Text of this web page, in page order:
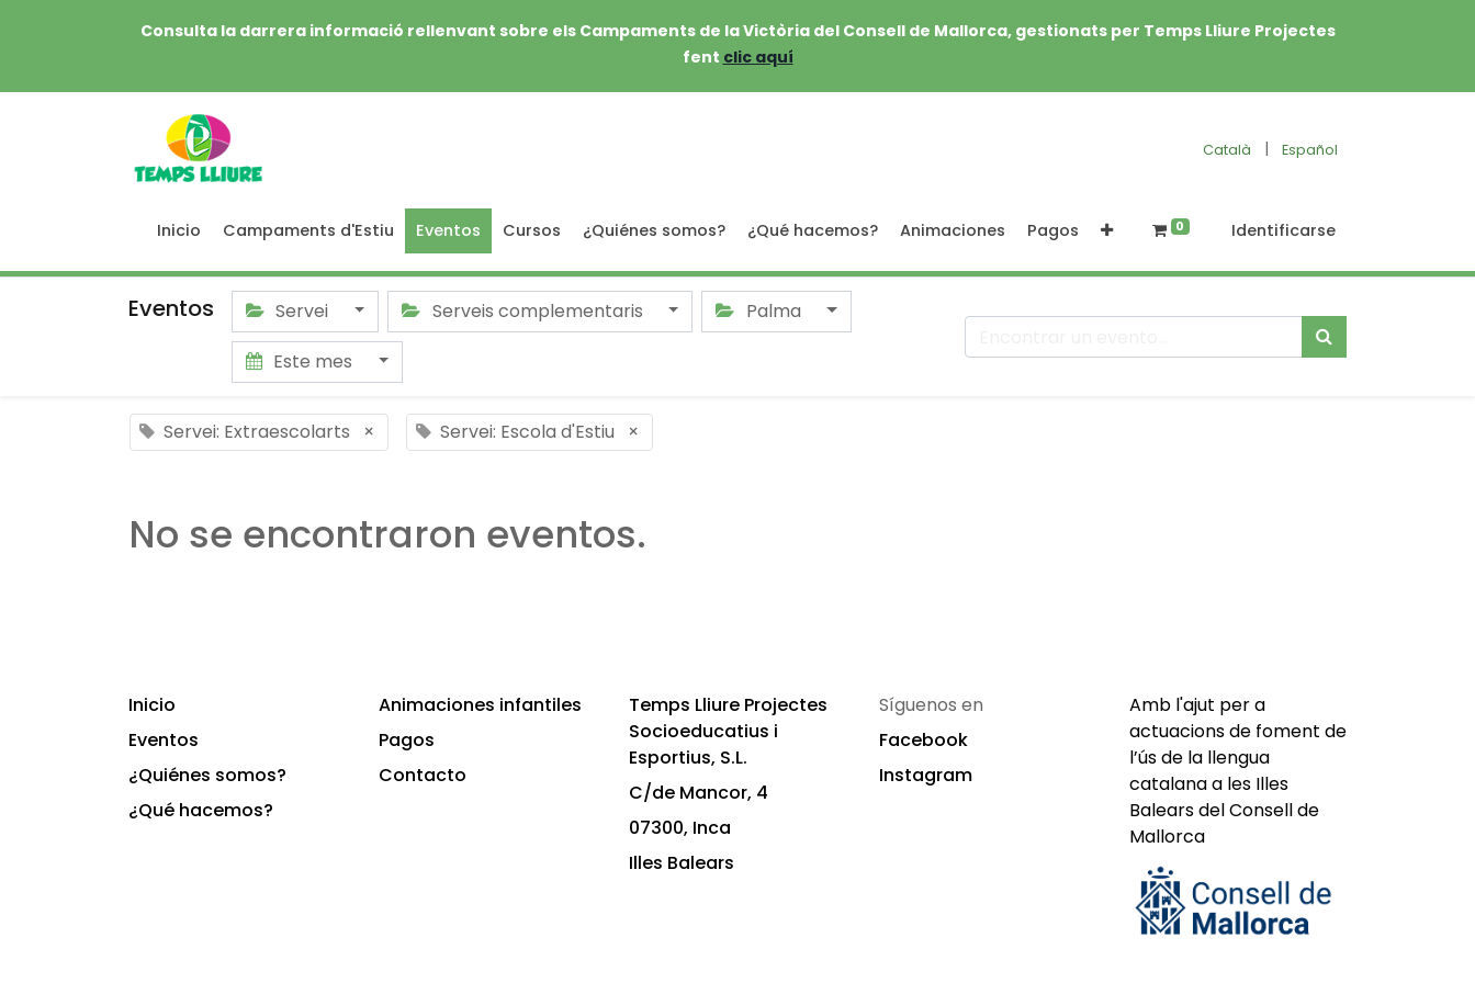
Consulta la darrera informació rellenvant sobre els Campaments de la Victòria del Consell de Mallorca, gestionats per Temps Lliure Projectes
fent clic aquí
Català | Español
Inicio Campaments d'Estiu Eventos Cursos ¿Quiénes somos? ¿Qué hacemos? Animaciones Pagos 0 Identificarse
Eventos Servei Serveis complementaris
Palma
Este mes
Servei: Extraescolarts × Servei: Escola d'Estiu ×
No se encontraron eventos.
Inicio
Eventos
¿Quiénes somos?
¿Qué hacemos?
Animaciones infantiles
Pagos
Contacto
Temps Lliure Projectes
Socioeducatius i
Esportius, S.L.
C/de Mancor, 4
07300, Inca
Illes Balears
Síguenos en
Facebook
Instagram
Amb l'ajut per a
actuacions de foment de
l’ús de la llengua
catalana a les Illes
Balears del Consell de
Mallorca